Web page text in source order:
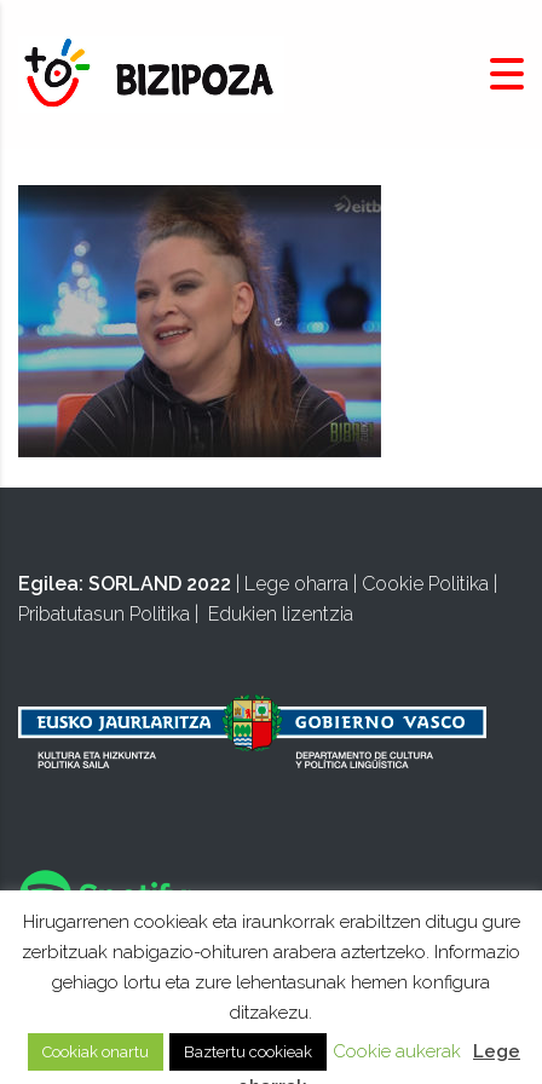
Egilea: SORLAND 2022 Lege oharra Cookie Politika
Pribatutasun Politika
Edukien lizentzia
Hirugarrenen cookieak eta iraunkorrak erabiltzen ditugu gure
zerbitzuak nabigazio-ohituren arabera aztertzeko. Informazio
gehiago lortu eta zure lehentasunak hemen konfigura
ditzakezu.
Cookiak onartu Baztertu cookieak Cookie aukerak
Lege